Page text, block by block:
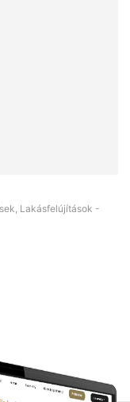
Lakásfelújítások -